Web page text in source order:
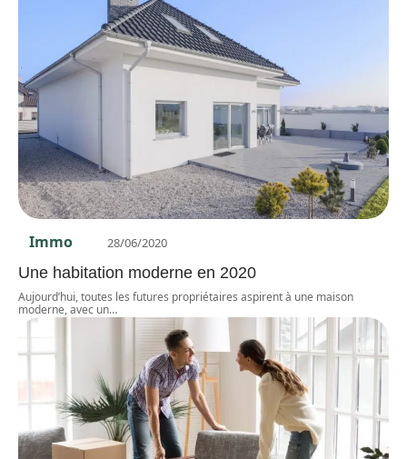
Immo 28/06/2020
Une habitation moderne en 2020
Aujourd’hui, toutes les futures propriétaires aspirent à une maison
moderne, avec un…